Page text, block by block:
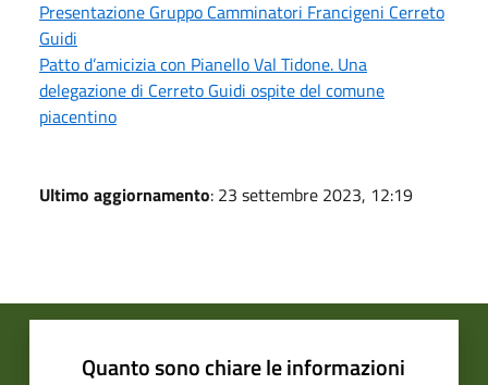
Presentazione Gruppo Camminatori Francigeni Cerreto
Guidi
Patto d’amicizia con Pianello Val Tidone. Una
delegazione di Cerreto Guidi ospite del comune
piacentino
Ultimo aggiornamento: 23 settembre 2023, 12:19
Quanto sono chiare le informazioni